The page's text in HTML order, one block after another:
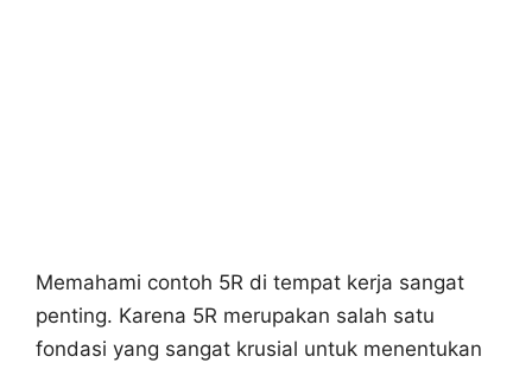
Memahami contoh 5R di tempat kerja sangat
penting. Karena 5R merupakan salah satu
fondasi yang sangat krusial untuk menentukan